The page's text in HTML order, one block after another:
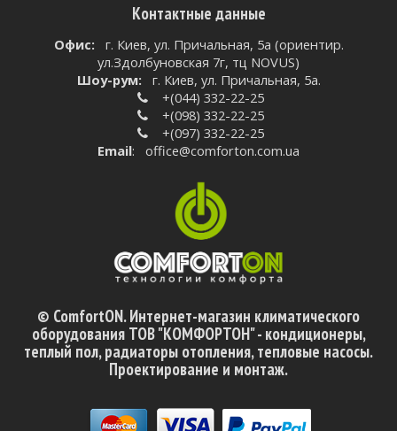
Контактные данные
Oфис:
г. Киев, ул. Причальная, 5а (ориентир.
ул.Здолбуновская 7г, тц NOVUS)
Шоу-рум:
г. Киев, ул. Причальная, 5а.
+(044) 332-22-25
+(098) 332-22-25
+(097) 332-22-25
Email: office@comforton.com.ua
© ComfortON. Интернет-магазин климатического
оборудования ТОВ "КОМФОРТОН" - кондиционеры,
теплый пол, радиаторы отопления, тепловые насосы.
Проектирование и монтаж.